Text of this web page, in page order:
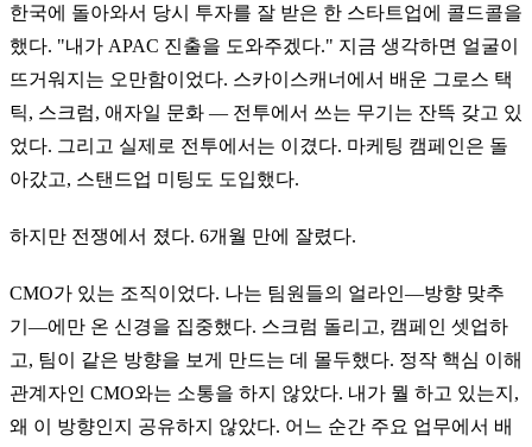
한국에 돌아와서 당시 투자를 잘 받은 한 스타트업에 콜드콜을
했다. "내가 APAC 진출을 도와주겠다." 지금 생각하면 얼굴이
뜨거워지는 오만함이었다. 스카이스캐너에서 배운 그로스 택
틱, 스크럼, 애자일 문화 — 전투에서 쓰는 무기는 잔뜩 갖고 있
었다. 그리고 실제로 전투에서는 이겼다. 마케팅 캠페인은 돌
아갔고, 스탠드업 미팅도 도입했다.
하지만 전쟁에서 졌다. 6개월 만에 잘렸다.
CMO가 있는 조직이었다. 나는 팀원들의 얼라인—방향 맞추
기—에만 온 신경을 집중했다. 스크럼 돌리고, 캠페인 셋업하
고, 팀이 같은 방향을 보게 만드는 데 몰두했다. 정작 핵심 이해
관계자인 CMO와는 소통을 하지 않았다. 내가 뭘 하고 있는지,
왜 이 방향인지 공유하지 않았다. 어느 순간 주요 업무에서 배